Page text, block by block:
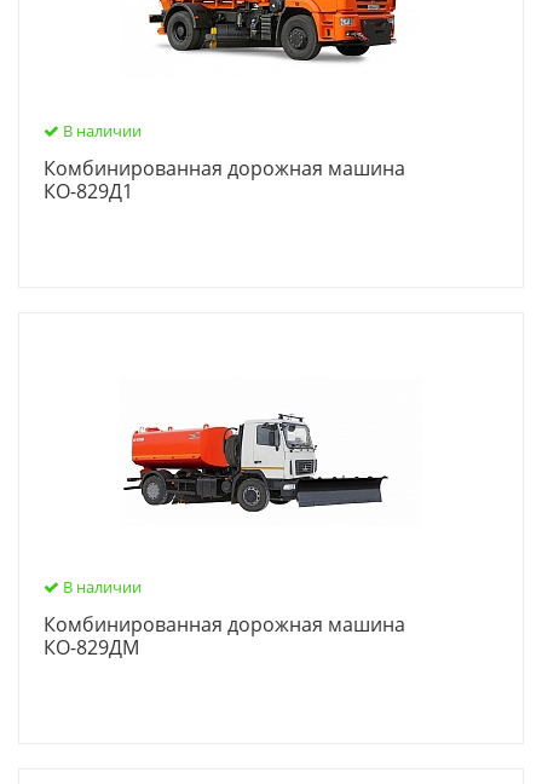
В наличии
Комбинированная дорожная машина
КО-829Д1
В наличии
Комбинированная дорожная машина
КО-829ДМ